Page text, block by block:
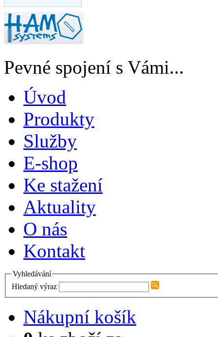
Pevné spojení s Vámi...
Úvod
Produkty
Služby
E-shop
Ke stažení
Aktuality
O nás
Kontakt
Vyhledávání
Hledaný výraz
Nákupní košík